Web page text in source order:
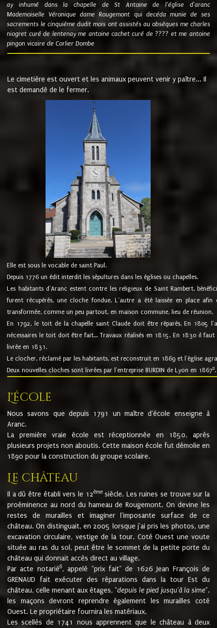
ay inhumé dans la chapelle de St Antoine de l'église d'aranc
Mademoiselle Véronique dame Rougemont qui decéda munie de ses
sacrements le cinquième dudit mois ont assistés au obsèques me charles
niogret curé de lentenay me antoine cachet curé de ???? et me antoine
pingon vicaire de Corlier Dombe
Le cimetière est ouvert et les animaux peuvent venir y paître... Il
est demandé de le fermer.
Elle est sous le vocable de saint Paul.
Depuis 1776 un édit interdit les sépultures dans les églises ou chapelles.
Les habitants d'Aranc estent contre les religieux de Saint Rambert,
furent récupérés, une cloche fondue. L'autre a été laissée en place
transformée, comme un peu partout, en maison commune, lieu de réunion.
En 1792, le toit de la chapelle saint Claude doit être réparés. En 1805
nécessaires le toit doit être fait... Travaux réalisés en 1815. En 1830 il
livrée en 1831.
Le clocher, réclamé par les habitants, est reconstruit en 1869 et l'église
Deux nouvelles cloches sont livrées par l'entreprise BURDIN de Lyon en 18678.
L'école
Nous savons que depuis 1791 un maître d'école enseigne à
Aranc.
La première vraie école est réceptionnée en 1850, après
plusieurs projets non aboutis. Cette maison école fut démolie en
1890 pour la construction du groupe scolaire.
Le château
Il a dû être établi vers le 12èmesiècle. Les ruines se trouve sur la
proéminence au nord du hameau de Rougemont. On devine les
restes de murailles et imaginer l'imposante surface de ce
château. On distinguait, en 2005 lorsque j'ai pris les photos, une
excavation circulaire, vestige de la tour. Coté Ouest une voute
située au ras du sol, peut être le sommet de la petite porte du
château qui donnait accès direct au village.
Par acte notarié6, appelé "prix fait" de 1626 Jean François de
GRENAUD fait exécuter des réparations dans la tour Est du
château, celle menant aux étages, "depuis le pied jusqu'à la sime".
les maçons devront reprendre également les murailles coté
Ouest. Le propriétaire fournira les matériaux.
Les scellés de 1741 nous apprennent que le château à deux